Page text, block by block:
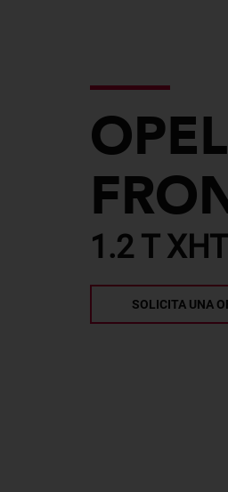
OPEL
1.2 T XHT
SOLICITA UNA